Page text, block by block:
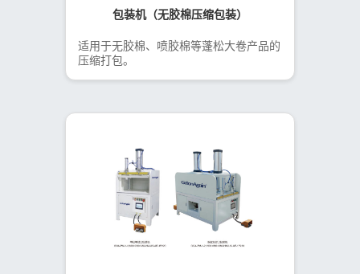
包装机（无胶棉压缩包装）
适用于无胶棉、喷胶棉等蓬松大卷产品的
压缩打包。